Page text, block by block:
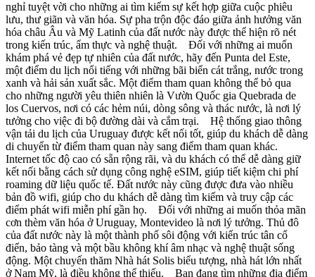
nghỉ tuyệt vời cho những ai tìm kiếm sự kết hợp giữa cuộc phiêu
lưu, thư giãn và văn hóa. Sự pha trộn độc đáo giữa ảnh hưởng văn
hóa châu Âu và Mỹ Latinh của đất nước này được thể hiện rõ nét
trong kiến trúc, ẩm thực và nghệ thuật. Đối với những ai muốn
khám phá vẻ đẹp tự nhiên của đất nước, hãy đến Punta del Este,
một điểm du lịch nổi tiếng với những bãi biển cát trắng, nước trong
xanh và hải sản xuất sắc. Một điểm tham quan không thể bỏ qua
cho những người yêu thiên nhiên là Vườn Quốc gia Quebrada de
los Cuervos, nơi có các hẻm núi, dòng sông và thác nước, là nơi lý
tưởng cho việc đi bộ đường dài và cắm trại. Hệ thống giao thông
vận tải du lịch của Uruguay được kết nối tốt, giúp du khách dễ dàng
di chuyển từ điểm tham quan này sang điểm tham quan khác.
Internet tốc độ cao có sẵn rộng rãi, và du khách có thể dễ dàng giữ
kết nối bằng cách sử dụng công nghệ eSIM, giúp tiết kiệm chi phí
roaming dữ liệu quốc tế. Đất nước này cũng được đưa vào nhiều
bản đồ wifi, giúp cho du khách dễ dàng tìm kiếm và truy cập các
điểm phát wifi miễn phí gần họ. Đối với những ai muốn thỏa mãn
cơn thèm văn hóa ở Uruguay, Montevideo là nơi lý tưởng. Thủ đô
của đất nước này là một thành phố sôi động với kiến trúc tân cổ
điển, bảo tàng và một bầu không khí âm nhạc và nghệ thuật sống
động. Một chuyến thăm Nhà hát Solis biểu tượng, nhà hát lớn nhất
ở Nam Mỹ, là điều không thể thiếu. Bạn đang tìm những địa điểm